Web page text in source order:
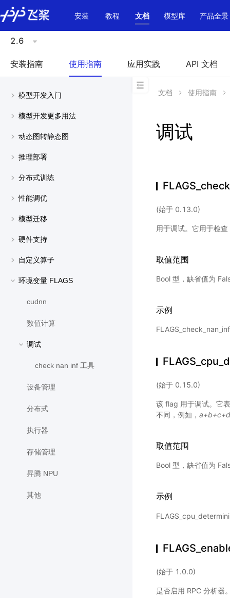
\u200E
安装
教程 文档 模型库 产品全景
2.6
安装指南 使用指南 应用实践 API 文档
模型开发入门
模型开发更多用法
动态图转静态图
推理部署
分布式训练
性能调优
模型迁移
硬件支持
自定义算子
环境变量 FLAGS
cudnn
数值计算
调试
check nan inf 工具
设备管理
分布式
执行器
存储管理
昇腾 NPU
其他
文档 使用指南
调试
(始于 0.13.0)
用于调试。它用于检
取值范围
Bool 型，缺省值为
示例
(始于 0.15.0)
该 flag 用于调试。它
不同，例如， a+b+c+d
取值范围
Bool 型，缺省值为
示例
(始于 1.0.0)
是否启用 RPC 分析器